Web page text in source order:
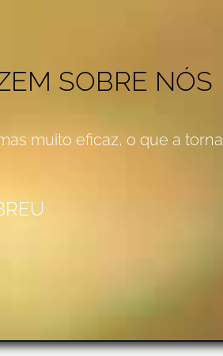
SOBRE NÓS
muito eficaz, o que a torna